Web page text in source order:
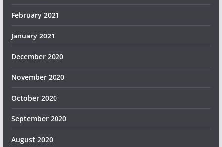
February 2021
January 2021
December 2020
November 2020
October 2020
September 2020
August 2020